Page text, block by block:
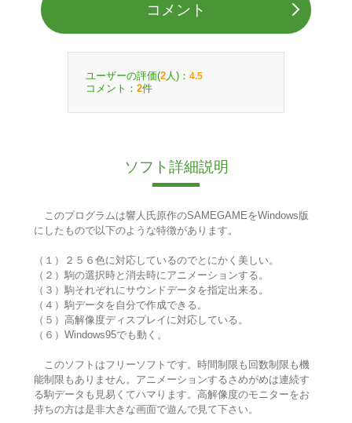
コメント
ユーザーの評価(2 人)： 4.5
コメント： 2件
ソフト詳細説明
このプログラムは響人氏原作のSAMEGAMEをWindows版
にしたもので以下のような特徴があります。
（１）２５６色に対応しているのでとにかく美しい。
（２）駒の選択時と消去時にアニメーションする。
（３）駒それぞれにサウンドデータを指定出来る。
（４）駒データを自分で作成できる。
（５）高解像度ディスプレイに対応している。
（６）Windows95でも動く。
このソフトはフリーソフトです。時間制限も回数制限も機
能制限もありません。アニメーションするさめがめは連続す
る駒データも見易くてハマります。高解像度のモニターをお
持ちの方は是非大きな画面で遊んで見て下さい。